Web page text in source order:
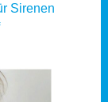
Sirenen